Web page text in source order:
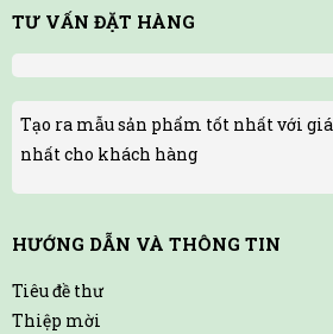
TƯ VẤN ĐẶT HÀNG
Tạo ra mẫu sản phẩm tốt nhất với
nhất cho khách hàng
HƯỚNG DẪN VÀ THÔNG TIN
Tiêu đề thư
Thiệp mời